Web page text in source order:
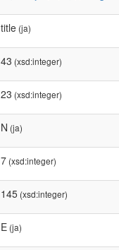
title (ja)
43 (xsd:integer)
23 (xsd:integer)
N (ja)
7 (xsd:integer)
145 (xsd:integer)
E (ja)